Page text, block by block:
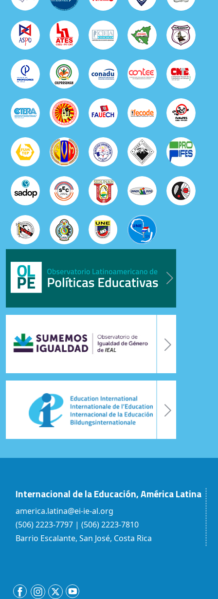
Internacional de la Educación, América Latina
america.latina@ei-ie-al.org
(506) 2223-7797 | (506) 2223-7810
Barrio Escalante, San José, Costa Rica